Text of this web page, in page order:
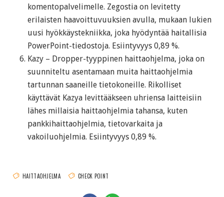
komentopalvelimelle. Zegostia on levitetty
erilaisten haavoittuvuuksien avulla, mukaan lukien
uusi hyökkäystekniikka, joka hyödyntää haitallisia
PowerPoint-tiedostoja. Esiintyvyys 0,89 %.
Kazy – Dropper-tyyppinen haittaohjelma, joka on
suunniteltu asentamaan muita haittaohjelmia
tartunnan saaneille tietokoneille. Rikolliset
käyttävät Kazya levittääkseen uhriensa laitteisiin
lähes millaisia haittaohjelmia tahansa, kuten
pankkihaittaohjelmia, tietovarkaita ja
vakoiluohjelmia. Esiintyvyys 0,89 %.
HAITTAOHJELMA CHECK POINT